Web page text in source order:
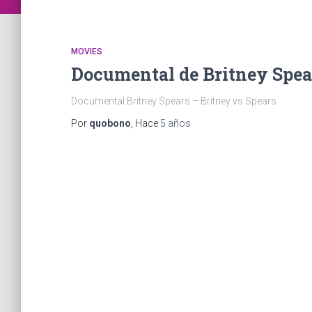
MOVIES
Documental de Britney
Documental Britney Spears – Britney vs Spears
Por quobono , Hace 5 años